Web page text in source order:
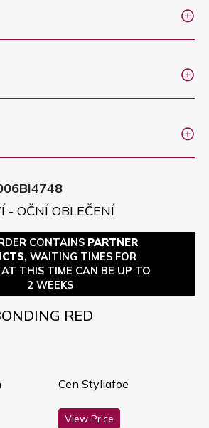
- OČNÍ OBLEČENÍ
CONTAINS PARTNER
, WAITING TIMES FOR
AT THIS TIME CAN BE UP TO
2 WEEKS
RED
Cen Styliafoe
View Price